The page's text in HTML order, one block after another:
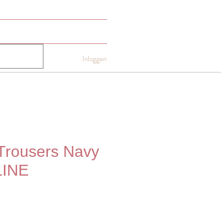
Inloggen
Navy